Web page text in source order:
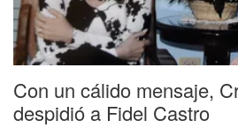
Con un cálido mensaje,
despidió a Fidel Castro